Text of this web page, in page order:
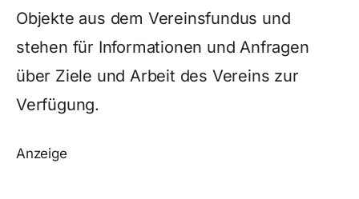
Objekte aus dem Vereinsfundus und
stehen für Informationen und Anfragen
über Ziele und Arbeit des Vereins zur
Verfügung.
Anzeige